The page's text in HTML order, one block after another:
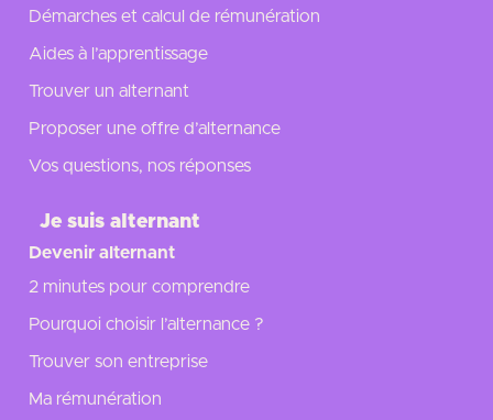
Démarches et calcul de rémunération
Aides à l’apprentissage
Trouver un alternant
Proposer une offre d’alternance
Vos questions, nos réponses
Je suis alternant
Devenir alternant
2 minutes pour comprendre
Pourquoi choisir l’alternance ?
Trouver son entreprise
Ma rémunération